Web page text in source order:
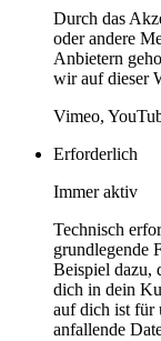
Durch das
oder andere
Anbietern
wir auf dieser
Vimeo,
Erforderlich
Immer aktiv
Technisch
grundlegende
Beispiel dazu,
dich in dein
auf dich ist für
anfallende